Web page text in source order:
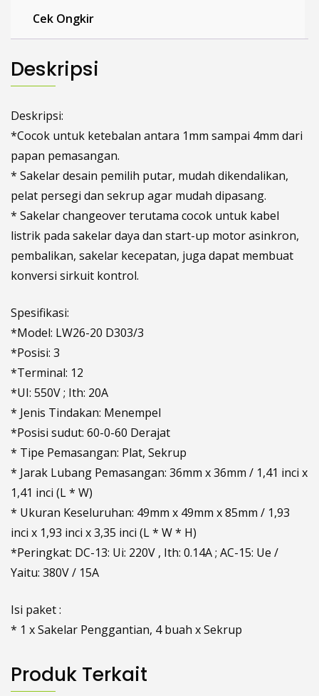
Cek Ongkir
Deskripsi
Deskripsi:
*Cocok untuk ketebalan antara 1mm sampai 4mm dari
papan pemasangan.
* Sakelar desain pemilih putar, mudah dikendalikan,
pelat persegi dan sekrup agar mudah dipasang.
* Sakelar changeover terutama cocok untuk kabel
listrik pada sakelar daya dan start-up motor asinkron,
pembalikan, sakelar kecepatan, juga dapat membuat
konversi sirkuit kontrol.
Spesifikasi:
*Model: LW26-20 D303/3
*Posisi: 3
*Terminal: 12
*UI: 550V ; Ith: 20A
* Jenis Tindakan: Menempel
*Posisi sudut: 60-0-60 Derajat
* Tipe Pemasangan: Plat, Sekrup
* Jarak Lubang Pemasangan: 36mm x 36mm / 1,41 inci x
1,41 inci (L * W)
* Ukuran Keseluruhan: 49mm x 49mm x 85mm / 1,93
inci x 1,93 inci x 3,35 inci (L * W * H)
*Peringkat: DC-13: Ui: 220V , Ith: 0.14A ; AC-15: Ue /
Yaitu: 380V / 15A
Isi paket :
* 1 x Sakelar Penggantian, 4 buah x Sekrup
Produk Terkait